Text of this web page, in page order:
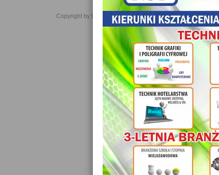
Copyright by Daniel JabĹoĹski 2006-2021. All rights